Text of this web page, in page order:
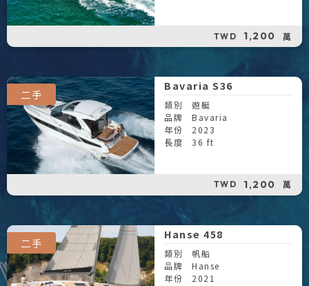
TWD 1,200 萬
二手
Bavaria S36
類別
遊艇
品牌
Bavaria
年份
2023
長度
36 ft
TWD 1,200 萬
二手
Hanse 458
類別
帆船
品牌
Hanse
年份
2021